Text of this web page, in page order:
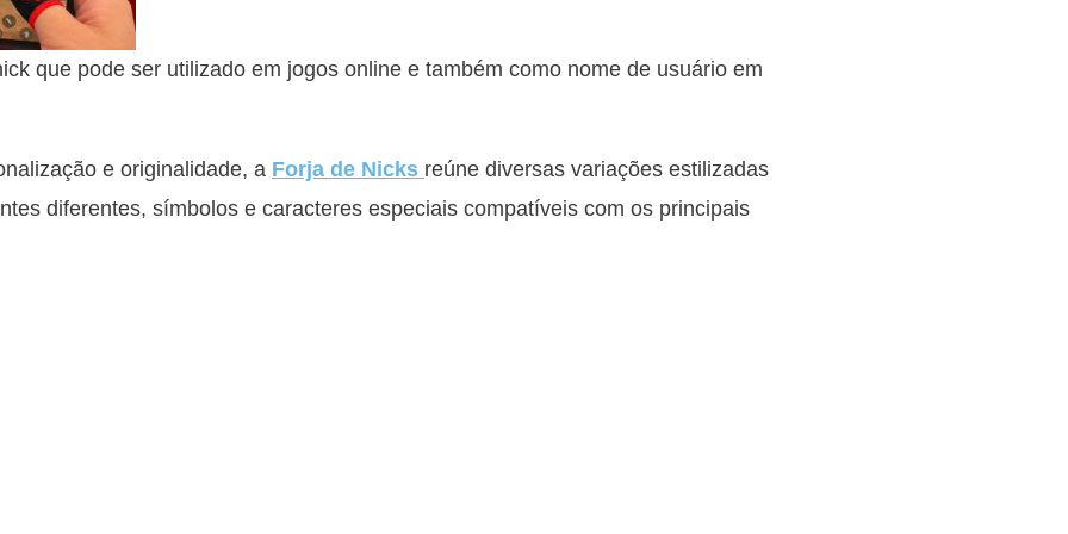
que pode ser utilizado em jogos online e também como nome de usuário em
e originalidade, a Forja de Nicks reúne diversas variações estilizadas
diferentes, símbolos e caracteres especiais compatíveis com os principais